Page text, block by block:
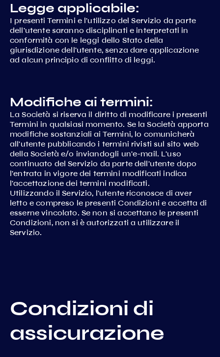
Legge applicabile:
I presenti Termini e l'utilizzo del Servizio da parte
dell'utente saranno disciplinati e interpretati in
conformità con le leggi dello Stato della
giurisdizione dell'utente, senza dare applicazione
ad alcun principio di conflitto di leggi.
Modifiche ai termini:
La Società si riserva il diritto di modificare i presenti
Termini in qualsiasi momento. Se la Società apporta
modifiche sostanziali ai Termini, lo comunicherà
all'utente pubblicando i termini rivisti sul sito web
della Società e/o inviandogli un'e-mail. L'uso
continuato del Servizio da parte dell'utente dopo
l'entrata in vigore dei termini modificati indica
l'accettazione dei termini modificati.
Utilizzando il Servizio, l'utente riconosce di aver
letto e compreso le presenti Condizioni e accetta di
esserne vincolato. Se non si accettano le presenti
Condizioni, non si è autorizzati a utilizzare il
Servizio.
Condizioni di
assicurazione